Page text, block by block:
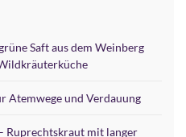
Saft aus dem Weinberg
Atemwege und Verdauung
Ruprechtskraut mit langer